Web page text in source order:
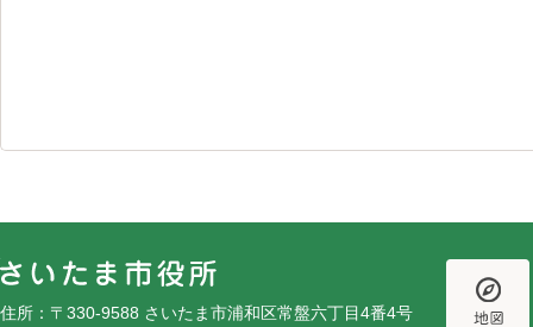
住所：〒330-9588 さいたま市浦和区常盤六丁目4番4号